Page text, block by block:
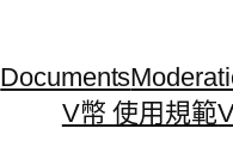
Documents
V幣 使用規範